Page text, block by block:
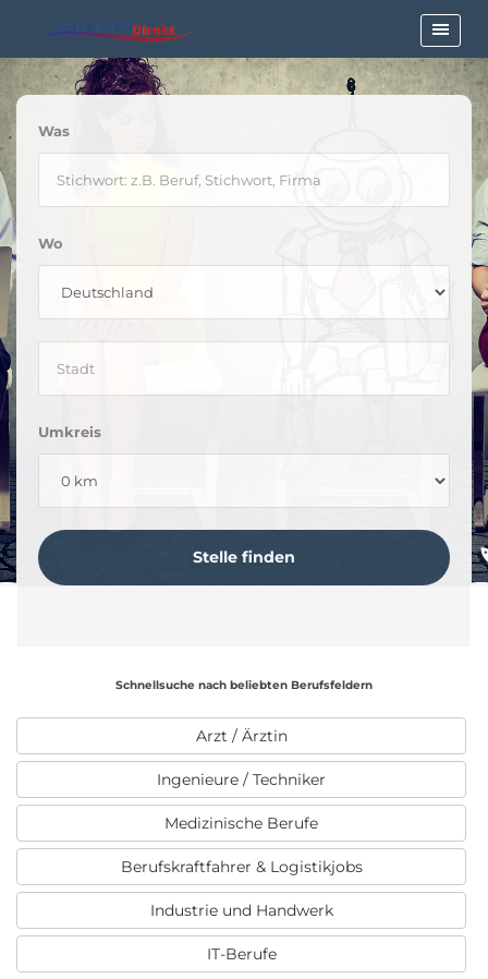
Was
Wo
Umkreis
Schnellsuche nach beliebten Berufsfeldern
Arzt / Ärztin
Ingenieure / Techniker
Medizinische Berufe
Berufskraftfahrer & Logistikjobs
Industrie und Handwerk
IT-Berufe